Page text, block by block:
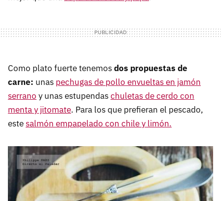
Como plato fuerte tenemosdos propuestas de
carne: unas pechugas de pollo envueltas en jamón
serrano y unas estupendaschuletas de cerdo con
menta y jitomate. Para los que prefieran el pescado,
estesalmón empapelado con chile y limón.